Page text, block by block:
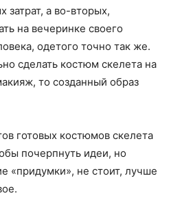
затрат, а во-вторых,
на вечеринке своего
одетого точно так же.
сделать костюм скелета на
то созданный образ
готовых костюмов скелета
почерпнуть идеи, но
«придумки», не стоит, лучше